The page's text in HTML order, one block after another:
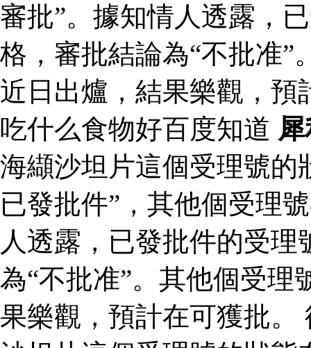
審批”。據知情人透露，
格，審批結論為“不批准”
近日出爐，結果樂觀，預
吃什么食物好百度知道
海纈沙坦片這個受理號的
已發批件”，其他個受理
人透露，已發批件的受
為“不批准”。其他個受理
果樂觀，預計在可獲批。